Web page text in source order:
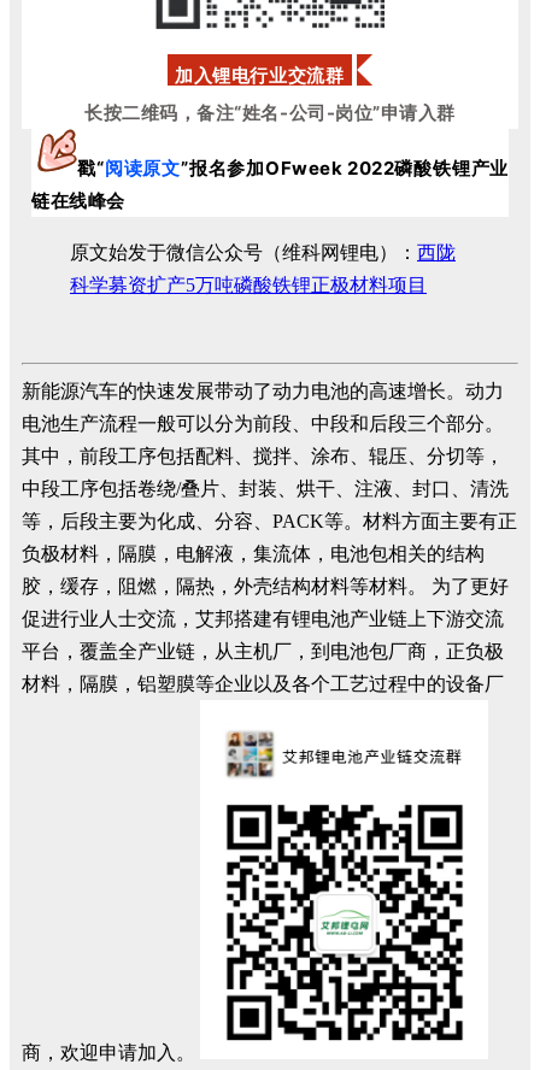
加入锂电行业交流群
长按二维码，备注“姓名-公司-岗位”申请入群
戳“阅读原文”报名参加OFweek 2022磷酸铁锂产业
链在线峰会
原文始发于微信公众号（维科网锂电）： 西陇
科学募资扩产5万吨磷酸铁锂正极材料项目
新能源汽车的快速发展带动了动力电池的高速增长。动力
电池生产流程一般可以分为前段、中段和后段三个部分。
其中，前段工序包括配料、搅拌、涂布、辊压、分切等，
中段工序包括卷绕/叠片、封装、烘干、注液、封口、清洗
等，后段主要为化成、分容、PACK等。材料方面主要有正
负极材料，隔膜，电解液，集流体，电池包相关的结构
胶，缓存，阻燃，隔热，外壳结构材料等材料。 为了更好
促进行业人士交流，艾邦搭建有锂电池产业链上下游交流
平台，覆盖全产业链，从主机厂，到电池包厂商，正负极
材料，隔膜，铝塑膜等企业以及各个工艺过程中的设备厂
商，欢迎申请加入。